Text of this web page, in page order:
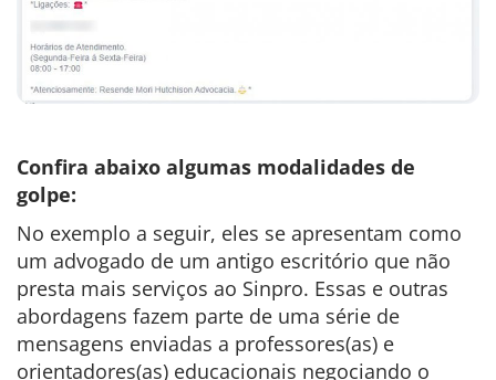
Confira abaixo algumas modalidades de
golpe:
No exemplo a seguir, eles se apresentam como
um advogado de um antigo escritório que não
presta mais serviços ao Sinpro. Essas e outras
abordagens fazem parte de uma série de
mensagens enviadas a professores(as) e
orientadores(as) educacionais negociando o